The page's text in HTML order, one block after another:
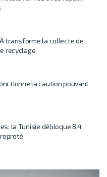
transforme la collecte de
recyclage
la caution pouvant
la Tunisie débloque 8,4